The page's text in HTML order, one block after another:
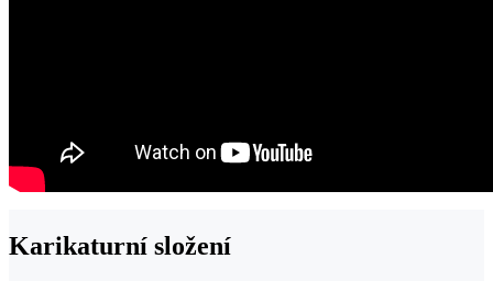
Karikaturní složení